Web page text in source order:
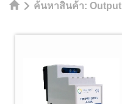
ค้นหาสินค้า: Output